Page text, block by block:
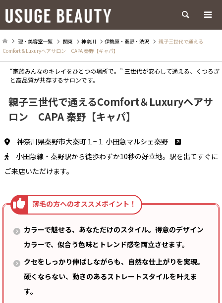
検索
理・美容室一覧 関東 神奈川 伊勢原・秦野・渋沢
親子三世代で通える
Comfort＆Luxuryヘアサロン CAPA 秦野【キャパ】
“家族みんなのキレイをひとつの場所で。” 三世代が安心して通える、くつろぎ
と高品質が共存するサロンです。
親子三世代で通えるComfort＆Luxuryヘアサ
ロン CAPA 秦野【キャパ】
神奈川県秦野市大秦町１−１ 小田急マルシェ秦野
小田急線・秦野駅から徒歩わずか10秒の好立地。駅を出てすぐに
ご来店いただけます。
カラーで魅せる、あなただけのスタイル。得意のデザイン
カラーで、似合う色味とトレンド感を両立させます。
クセをしっかり伸ばしながらも、自然な仕上がりを実現。
硬くならない、動きのあるストレートスタイルを叶えま
す。